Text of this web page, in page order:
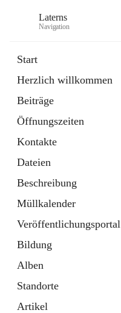
Laterns
Navigation
Start
Herzlich willkommen
Beiträge
Öffnungszeiten
Kontakte
Dateien
Beschreibung
Müllkalender
Veröffentlichungsportal
Bildung
Alben
Standorte
Artikel